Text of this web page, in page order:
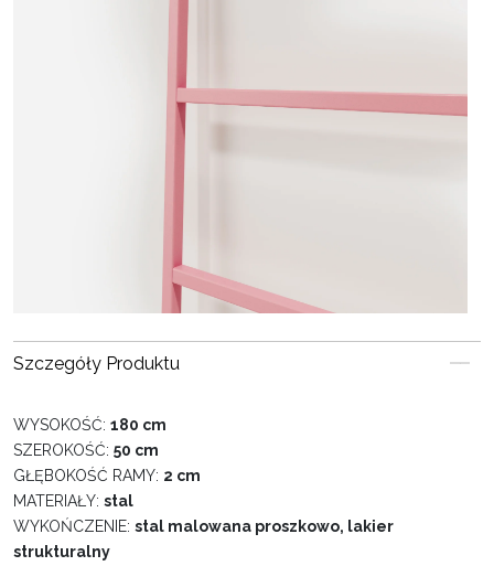
Szczegóły Produktu
WYSOKOŚĆ: 180 cm
SZEROKOŚĆ: 50 cm
GŁĘBOKOŚĆ RAMY: 2 cm
MATERIAŁY: stal
WYKOŃCZENIE: stal malowana proszkowo, lakier
strukturalny